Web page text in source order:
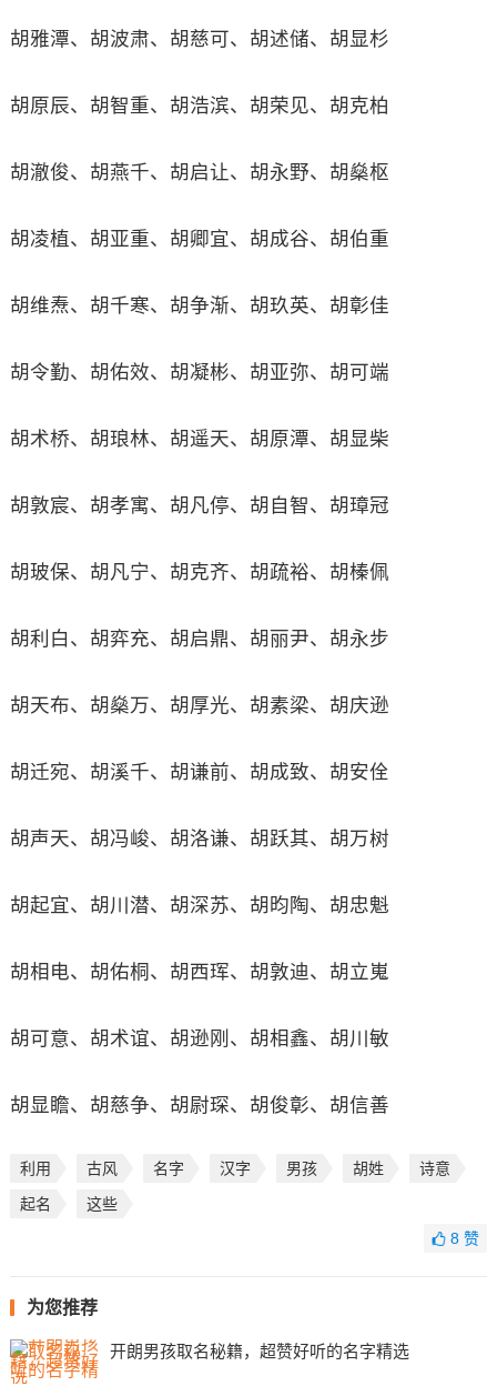
胡雅潭、胡波肃、胡慈可、胡述储、胡显杉
胡原辰、胡智重、胡浩滨、胡荣见、胡克柏
胡澈俊、胡燕千、胡启让、胡永野、胡燊枢
胡凌植、胡亚重、胡卿宜、胡成谷、胡伯重
胡维焘、胡千寒、胡争渐、胡玖英、胡彰佳
胡令勤、胡佑效、胡凝彬、胡亚弥、胡可端
胡术桥、胡琅林、胡遥天、胡原潭、胡显柴
胡敦宸、胡孝寓、胡凡停、胡自智、胡璋冠
胡玻保、胡凡宁、胡克齐、胡疏裕、胡榛佩
胡利白、胡弈充、胡启鼎、胡丽尹、胡永步
胡天布、胡燊万、胡厚光、胡素梁、胡庆逊
胡迁宛、胡溪千、胡谦前、胡成致、胡安佺
胡声天、胡冯峻、胡洛谦、胡跃其、胡万树
胡起宜、胡川潜、胡深苏、胡昀陶、胡忠魁
胡相电、胡佑桐、胡西珲、胡敦迪、胡立嵬
胡可意、胡术谊、胡逊刚、胡相鑫、胡川敏
胡显瞻、胡慈争、胡尉琛、胡俊彰、胡信善
利用 古风 名字 汉字 男孩 胡姓
诗意
起名
这些
8赞
为您推荐
开朗男孩取名秘籍，超赞好听的名字精选